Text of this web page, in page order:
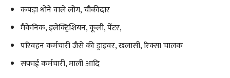
कपड़ा धोने वाले लोग, चौकीदार
मैकेनिक, इलेक्ट्रिशियन, कूली, पेंटर,
परिवहन कर्मचारी जैसे की ड्राइवर, खलासी, रिक्सा चालक
सफाई कर्मचारी, माली आदि